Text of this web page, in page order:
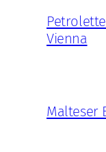
Vienna
Malteser